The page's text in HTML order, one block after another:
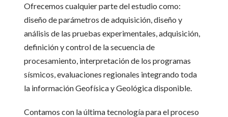
Ofrecemos cualquier parte del estudio como:
diseño de parámetros de adquisición, diseño y
análisis de las pruebas experimentales, adquisición,
definición y control de la secuencia de
procesamiento, interpretación de los programas
sísmicos, evaluaciones regionales integrando toda
la información Geofísica y Geológica disponible.
Contamos con la última tecnología para el proceso